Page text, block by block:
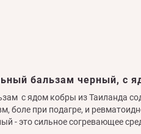
бальзам черный, с
с ядом кобры из Таиланда
боле при подагре, и
- это сильное согревающее